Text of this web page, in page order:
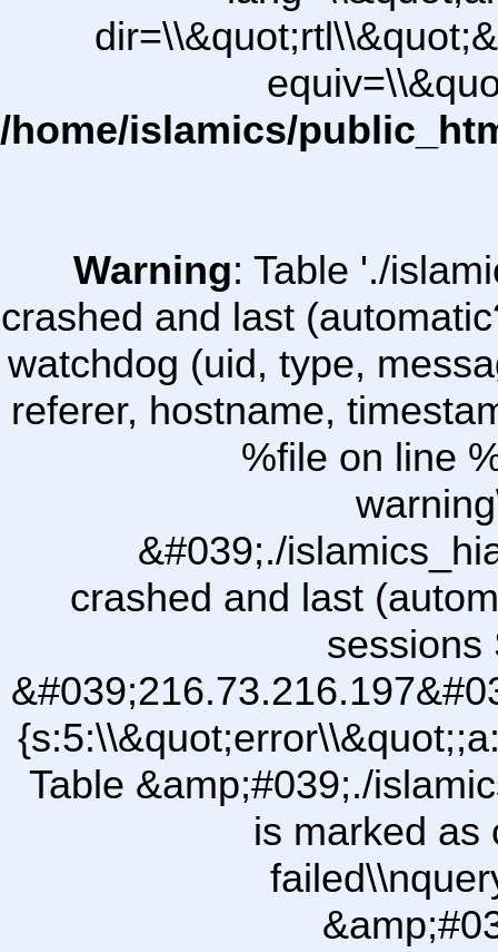
/home/islamics/
Warning: Table './
crashed and last
watchdog (uid, type,
referer, hostname,
%file on line
&#039;./
crashed and last
sessions
Table &amp;#039;./
is marked as